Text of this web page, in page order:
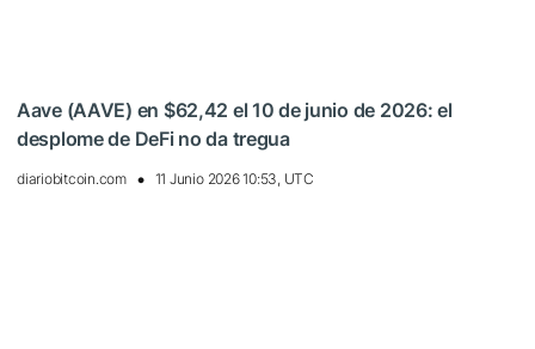
Aave (AAVE) en $62,42 el 10 de junio de 2026: el
desplome de DeFi no da tregua
diariobitcoin.com 11 Junio 2026 10:53, UTC